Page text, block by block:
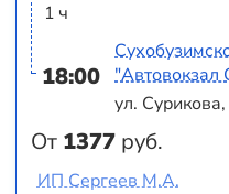
1 ч
18:00
От 1377 руб.
"Автовокзал
ул.
ИП Сергеев М.А.